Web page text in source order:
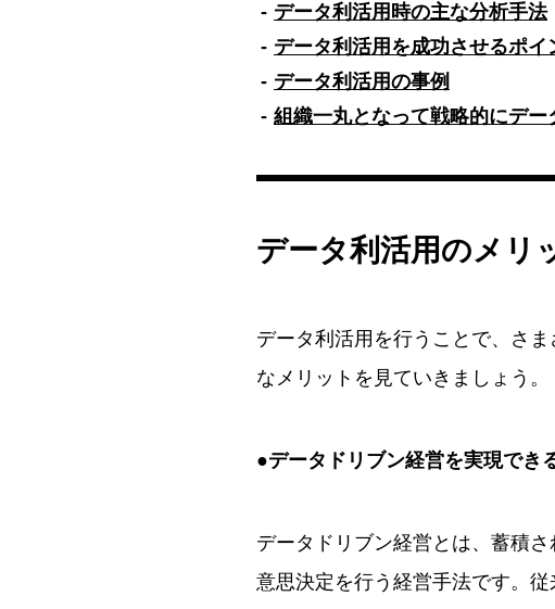
データ利活用時の主な分析手法
データ利活用を成功させるポイ
データ利活用の事例
組織一丸となって戦略的にデー
データ利活用のメリ
データ利活用を行うことで、さ
なメリットを見ていきましょう。
●データドリブン経営を実現でき
データドリブン経営とは、蓄積
意思決定を行う経営手法です。